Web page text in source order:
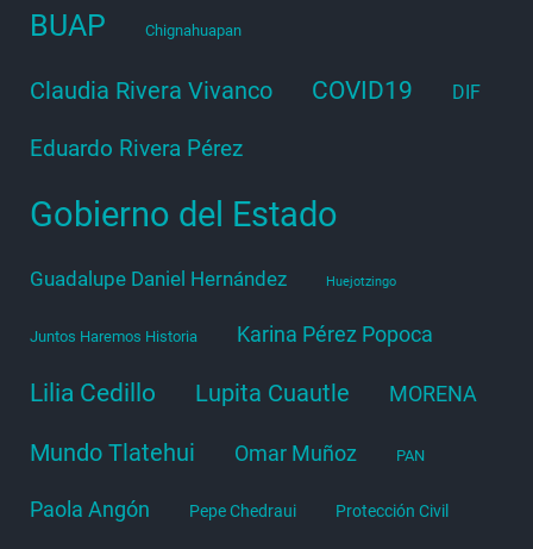
BUAP Chignahuapan
Claudia Rivera Vivanco COVID19 DIF
Eduardo Rivera Pérez
Gobierno del Estado
Guadalupe Daniel Hernández Huejotzingo
Juntos Haremos Historia Karina Pérez Popoca
Lilia Cedillo Lupita Cuautle MORENA
Mundo Tlatehui Omar Muñoz PAN
Paola Angón Pepe Chedraui Protección Civil